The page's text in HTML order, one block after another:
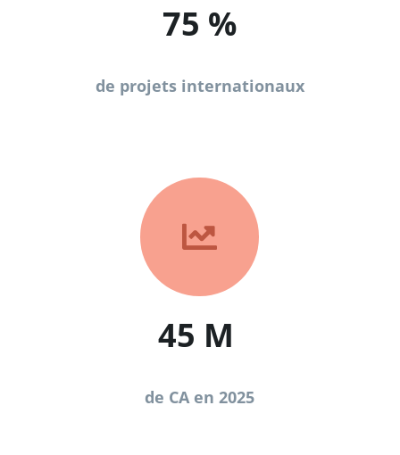
75 %
de projets internationaux

45 M
de CA en 2025